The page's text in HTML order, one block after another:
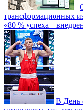
трансформационных
«80 % успеха –
В День